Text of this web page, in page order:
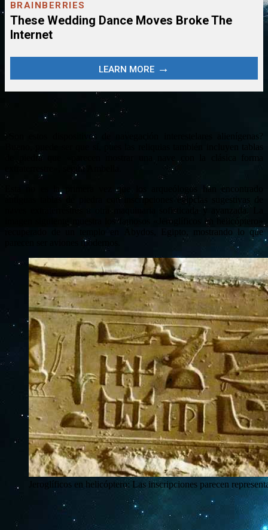
¿Son estos dispositivos de navegación interestelares alienígenas?
de piedra que «parecen mostrar una nave con la clásica forma
extraterrestre», según Ambella.
Esta no es la primera vez que los arqueólogos han encontrado
antiguas tablas de piedra con inscripciones egipcias sugestivas de
naves extraterrestres u otra maquinaria sofisticada y avanzada. La
imagen siguiente muestra los famosos «Jeroglíficos en helicóptero»
recuperado de un templo en Abydos, Egipto, mostrando lo que
parecen ser aviones modernos.
Jeroglíficos en helicóptero: Las inscripciones parecen